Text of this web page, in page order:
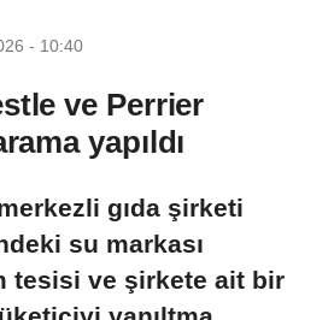
- 10:40
ve Perrier
yapıldı
gıda şirketi
su markası
tesisi ve şirkete ait bir